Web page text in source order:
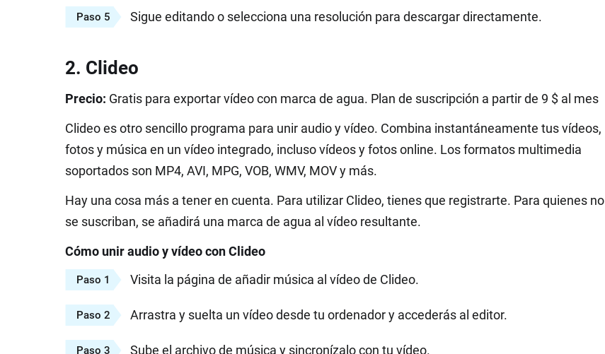
Paso 5 Sigue editando o selecciona una resolución para descargar directamente.
2. Clideo
Precio: Gratis para exportar vídeo con marca de agua. Plan de suscripción a partir de 9 $ al mes
Clideo es otro sencillo programa para unir audio y vídeo. Combina instantáneamente tus vídeos,
fotos y música en un vídeo integrado, incluso vídeos y fotos online. Los formatos multimedia
soportados son MP4, AVI, MPG, VOB, WMV, MOV y más.
Hay una cosa más a tener en cuenta. Para utilizar Clideo, tienes que registrarte. Para quienes no
se suscriban, se añadirá una marca de agua al vídeo resultante.
Cómo unir audio y vídeo con Clideo
Paso 1 Visita la página de añadir música al vídeo de Clideo.
Paso 2 Arrastra y suelta un vídeo desde tu ordenador y accederás al editor.
Paso 3 Sube el archivo de música y sincronízalo con tu vídeo.